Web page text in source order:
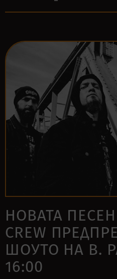
НОВАТА ПЕСЕН
CREW
ШОУТО НА В.
16:00